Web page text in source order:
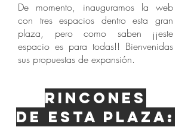
Rincones
de esta plaza:
De momento, inauguramos la web
con tres espacios dentro esta gran
plaza, pero como saben ¡¡este
espacio es para todas!! Bienvenidas
sus propuestas de expansión.